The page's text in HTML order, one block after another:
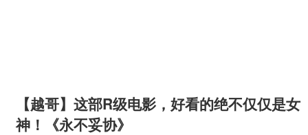
【越哥】这部R级电影，好看的绝不仅仅是女
神！《永不妥协》